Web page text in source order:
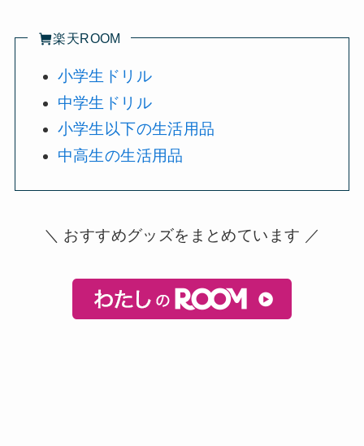
楽天ROOM
小学生ドリル
中学生ドリル
小学生以下の生活用品
中高生の生活用品
＼ おすすめグッズをまとめています ／